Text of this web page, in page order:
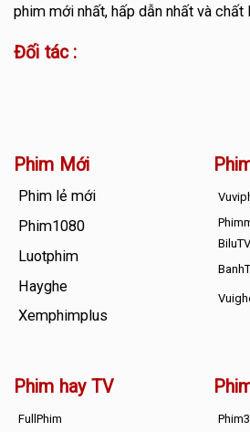
phim mới nhất, hấp dẫn nhất và chất
Đối tác :
Phim Mới
Phim lẻ mới
Phim1080
Luotphim
Hayghe
Xemphimplus
BiluTV
Phim hay TV
FullPhim